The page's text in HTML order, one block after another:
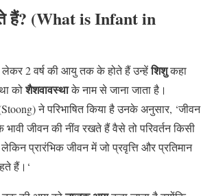
हैं? (What is Infant in
लेकर 2 वर्ष की आयु तक के होते हैं उन्हेंशिशुकहा
कोशैशवावस्थाके नाम से जाना जाता है।
ने परिभाषित किया है उनके अनुसार, ‘जीवन
जीवन की नींव रखते हैं वैसे तो परिवर्तन किसी
प्रारंभिक जीवन में जो प्रवृत्ति और प्रतिमान
हैं।‘